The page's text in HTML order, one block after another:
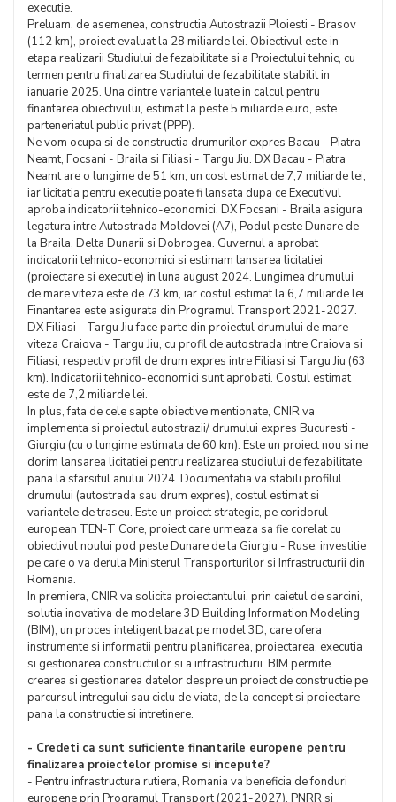
executie.
Preluam, de asemenea, constructia Autostrazii Ploiesti - Brasov
(112 km), proiect evaluat la 28 miliarde lei. Obiectivul este in
etapa realizarii Studiului de fezabilitate si a Proiectului tehnic, cu
termen pentru finalizarea Studiului de fezabilitate stabilit in
ianuarie 2025. Una dintre variantele luate in calcul pentru
finantarea obiectivului, estimat la peste 5 miliarde euro, este
parteneriatul public privat (PPP).
Ne vom ocupa si de constructia drumurilor expres Bacau - Piatra
Neamt, Focsani - Braila si Filiasi - Targu Jiu. DX Bacau - Piatra
Neamt are o lungime de 51 km, un cost estimat de 7,7 miliarde lei,
iar licitatia pentru executie poate fi lansata dupa ce Executivul
aproba indicatorii tehnico-economici. DX Focsani - Braila asigura
legatura intre Autostrada Moldovei (A7), Podul peste Dunare de
la Braila, Delta Dunarii si Dobrogea. Guvernul a aprobat
indicatorii tehnico-economici si estimam lansarea licitatiei
(proiectare si executie) in luna august 2024. Lungimea drumului
de mare viteza este de 73 km, iar costul estimat la 6,7 miliarde lei.
Finantarea este asigurata din Programul Transport 2021-2027.
DX Filiasi - Targu Jiu face parte din proiectul drumului de mare
viteza Craiova - Targu Jiu, cu profil de autostrada intre Craiova si
Filiasi, respectiv profil de drum expres intre Filiasi si Targu Jiu (63
km). Indicatorii tehnico-economici sunt aprobati. Costul estimat
este de 7,2 miliarde lei.
In plus, fata de cele sapte obiective mentionate, CNIR va
implementa si proiectul autostrazii/ drumului expres Bucuresti -
Giurgiu (cu o lungime estimata de 60 km). Este un proiect nou si ne
dorim lansarea licitatiei pentru realizarea studiului de fezabilitate
pana la sfarsitul anului 2024. Documentatia va stabili profilul
drumului (autostrada sau drum expres), costul estimat si
variantele de traseu. Este un proiect strategic, pe coridorul
european TEN-T Core, proiect care urmeaza sa fie corelat cu
obiectivul noului pod peste Dunare de la Giurgiu - Ruse, investitie
pe care o va derula Ministerul Transporturilor si Infrastructurii din
Romania.
In premiera, CNIR va solicita proiectantului, prin caietul de sarcini,
solutia inovativa de modelare 3D Building Information Modeling
(BIM), un proces inteligent bazat pe model 3D, care ofera
instrumente si informatii pentru planificarea, proiectarea, executia
si gestionarea constructiilor si a infrastructurii. BIM permite
crearea si gestionarea datelor despre un proiect de constructie pe
parcursul intregului sau ciclu de viata, de la concept si proiectare
pana la constructie si intretinere.
- Credeti ca sunt suficiente finantarile europene pentru
finalizarea proiectelor promise si incepute?
- Pentru infrastructura rutiera, Romania va beneficia de fonduri
europene prin Programul Transport (2021-2027), PNRR si